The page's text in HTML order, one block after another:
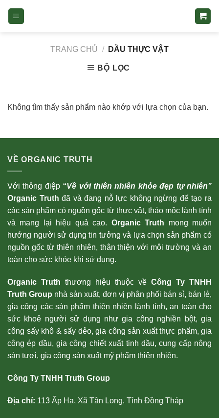
TRANG CHỦ / DẦU THỰC VẬT
BỘ LỌC
Không tìm thấy sản phẩm nào khớp với lựa chọn của bạn.
VỀ ORGANIC TRUTH
Với thông điệp “Về với thiên nhiên khỏe đẹp tự nhiên”
Organic Truth đã và đang nỗ lực không ngừng để tạo ra
các sản phẩm có nguồn gốc từ thực vật, thảo mộc lành tính
và mang lại hiệu quả cao. Organic Truth mong muốn
hướng người sử dụng tin tưởng và lựa chọn sản phẩm có
nguồn gốc từ thiên nhiên, thân thiện với môi trường và an
toàn cho sức khỏe khi sử dụng.
Organic Truth thương hiệu thuộc về Công Ty TNHH
Truth Group nhà sản xuất, đơn vị phân phối bán sỉ, bán lẻ,
gia công các sản phẩm thiên nhiên lành tính, an toàn cho
sức khoẻ người sử dụng như gia công nghiền bột, gia
công sấy khô & sấy dẻo, gia công sản xuất thực phẩm, gia
công ép dầu, gia công chiết xuất tinh dầu, cung cấp nông
sản tươi, gia công sản xuất mỹ phẩm thiên nhiên.
Công Ty TNHH Truth Group
Địa chỉ: 113 Ấp Hạ, Xã Tân Long, Tỉnh Đồng Tháp